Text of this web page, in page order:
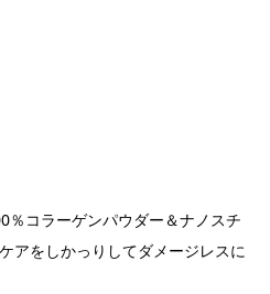
コラーゲンパウダー＆ナノスチ
アをしかっりしてダメージレスに